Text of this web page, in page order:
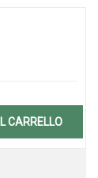
CARRELLO